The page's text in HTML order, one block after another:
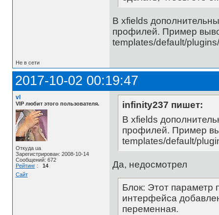
В xfields
профилей. Пример
templates/default/
Не в сети
2017-10-02 00:19:47
vl
VIP любит этого пользователя.
Откуда ua
Зарегистрирован: 2008-10-14
Сообщений: 672
Рейтинг: 14
Сайт
infinity237 пишет:
В xfields
профилей. Пример
templates/default/
Да, недосмотрел
Блок: Этот параметр
интерфейса
переменная.